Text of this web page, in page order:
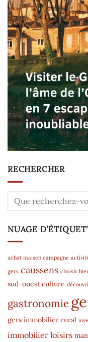
RECHERCHER
NUAGE
achat maison campagne
gers caussens choisir
sud-ouest culture
gastronomie
gers immobilier rural
immobilier loisirs